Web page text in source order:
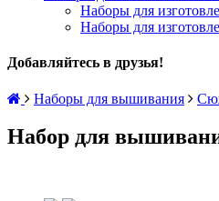
Наборы для
Наборы для
Добавляйтесь в друзья!
Наборы для вышивания
Набор для